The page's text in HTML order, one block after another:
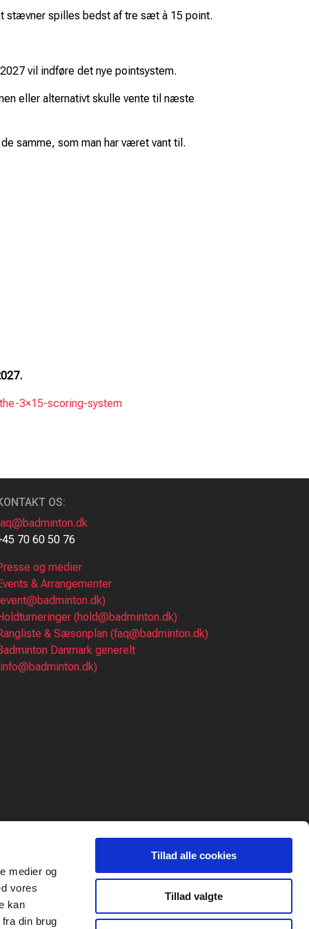
medier og
vores
kan
din brug
Tillad alle cookies
Tillad valgte
stævner spilles bedst af tre sæt à 15 point.
vil indføre det nye pointsystem.
eller alternativt skulle vente til næste
samme, som man har været vant til.
3×15-scoring-system
OS:
70 60 50 76
og medier
& Arrangementer
(hold@badminton.dk)
& Sæsonplan (faq@badminton.dk)
Danmark generelt